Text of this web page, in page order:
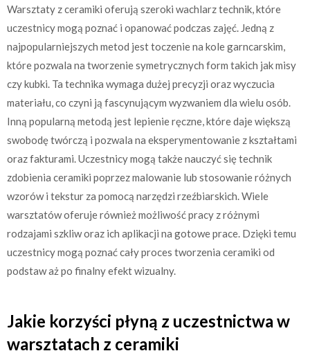
Warsztaty z ceramiki oferują szeroki wachlarz technik, które
uczestnicy mogą poznać i opanować podczas zajęć. Jedną z
najpopularniejszych metod jest toczenie na kole garncarskim,
które pozwala na tworzenie symetrycznych form takich jak misy
czy kubki. Ta technika wymaga dużej precyzji oraz wyczucia
materiału, co czyni ją fascynującym wyzwaniem dla wielu osób.
Inną popularną metodą jest lepienie ręczne, które daje większą
swobodę twórczą i pozwala na eksperymentowanie z kształtami
oraz fakturami. Uczestnicy mogą także nauczyć się technik
zdobienia ceramiki poprzez malowanie lub stosowanie różnych
wzorów i tekstur za pomocą narzędzi rzeźbiarskich. Wiele
warsztatów oferuje również możliwość pracy z różnymi
rodzajami szkliw oraz ich aplikacji na gotowe prace. Dzięki temu
uczestnicy mogą poznać cały proces tworzenia ceramiki od
podstaw aż po finalny efekt wizualny.
Jakie korzyści płyną z uczestnictwa w
warsztatach z ceramiki